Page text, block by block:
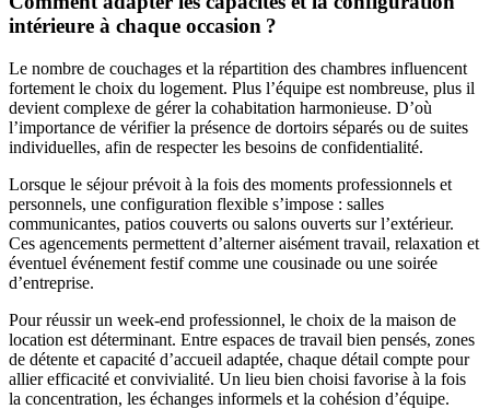
intérieure à chaque occasion ?
Le nombre de couchages et la répartition des chambres influencent
fortement le choix du logement. Plus l’équipe est nombreuse, plus il
devient complexe de gérer la cohabitation harmonieuse. D’où
l’importance de vérifier la présence de dortoirs séparés ou de suites
individuelles, afin de respecter les besoins de confidentialité.
Lorsque le séjour prévoit à la fois des moments professionnels et
personnels, une configuration flexible s’impose : salles
communicantes, patios couverts ou salons ouverts sur l’extérieur.
Ces agencements permettent d’alterner aisément travail, relaxation et
éventuel événement festif comme une cousinade ou une soirée
d’entreprise.
Pour réussir un week-end professionnel, le choix de la maison de
location est déterminant. Entre espaces de travail bien pensés, zones
de détente et capacité d’accueil adaptée, chaque détail compte pour
allier efficacité et convivialité. Un lieu bien choisi favorise à la fois
la concentration, les échanges informels et la cohésion d’équipe.